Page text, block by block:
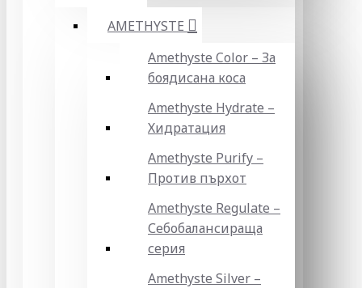
AMETHYSTE
Amethyste Color – За
боядисана коса
Amethyste Hydrate –
Хидратация
Amethyste Purify –
Против пърхот
Amethyste Regulate –
Себобалансираща
серия
Amethyste Silver –